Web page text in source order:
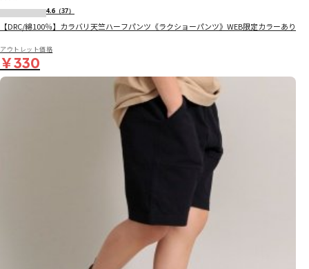
4.6 （37）
【DRC/綿100％】カラバリ天竺ハーフパンツ《ラクショーパンツ》WEB限定カラーあり
アウトレット価格
￥330